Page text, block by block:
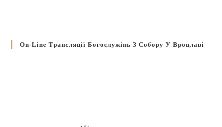
On-Line Трансляції Богослужінь З Собору У Вроцлаві